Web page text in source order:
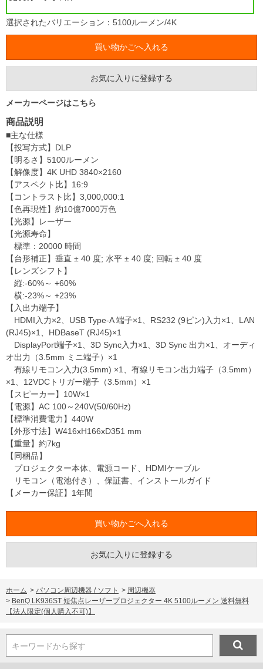
選択されたバリエーション：5100ルーメン/4K
お気に入りに登録する
メーカーページはこちら
商品説明
■主な仕様
【投写方式】DLP
【明るさ】5100ルーメン
【解像度】4K UHD 3840×2160
【アスペクト比】16:9
【コントラスト比】3,000,000:1
【色再現性】約10億7000万色
【光源】レーザー
【光源寿命】
標準：20000 時間
【台形補正】垂直 ± 40 度; 水平 ± 40 度; 回転 ± 40 度
【レンズシフト】
縦:-60%～ +60%
横:-23%～ +23%
【入出力端子】
HDMI入力×2、USB Type-A 端子×1、RS232 (9ピン)入力×1、LAN
(RJ45)×1、HDBaseT (RJ45)×1
DisplayPort端子×1、3D Sync入力×1、3D Sync 出力×1、オーディ
オ出力（3.5mm ミニ端子）×1
有線リモコン入力(3.5mm) ×1、有線リモコン出力端子（3.5mm）
×1、12VDCトリガー端子（3.5mm）×1
【スピーカー】10W×1
【電源】AC 100～240V(50/60Hz)
【標準消費電力】440W
【外形寸法】W416xH166xD351 mm
【重量】約7kg
【同梱品】
プロジェクター本体、電源コード、HDMIケーブル
リモコン（電池付き）、保証書、インストールガイド
【メーカー保証】1年間
お気に入りに登録する
ホーム > パソコン周辺機器 / ソフト > 周辺機器
> BenQ LK936ST 短焦点レーザープロジェクター 4K 5100ルーメン 送料無料
【法人限定(個人購入不可)】
キーワードから探す